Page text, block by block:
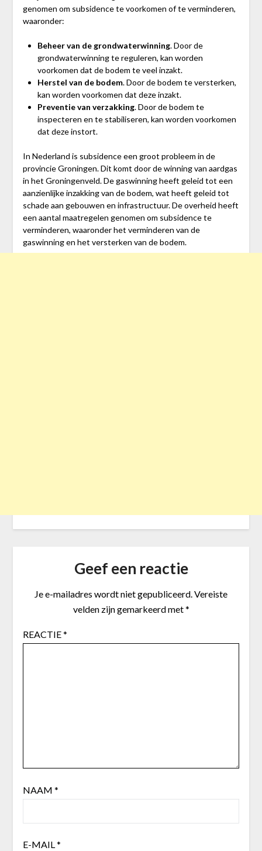
genomen om subsidence te voorkomen of te verminderen,
waaronder:
Beheer van de grondwaterwinning. Door de
grondwaterwinning te reguleren, kan worden
voorkomen dat de bodem te veel inzakt.
Herstel van de bodem. Door de bodem te versterken,
kan worden voorkomen dat deze inzakt.
Preventie van verzakking. Door de bodem te
inspecteren en te stabiliseren, kan worden voorkomen
dat deze instort.
In Nederland is subsidence een groot probleem in de
provincie Groningen. Dit komt door de winning van aardgas
in het Groningenveld. De gaswinning heeft geleid tot een
aanzienlijke inzakking van de bodem, wat heeft geleid tot
schade aan gebouwen en infrastructuur. De overheid heeft
een aantal maatregelen genomen om subsidence te
verminderen, waaronder het verminderen van de
gaswinning en het versterken van de bodem.
Geef een reactie
Je e-mailadres wordt niet gepubliceerd.Vereiste
velden zijn gemarkeerd met*
REACTIE*
NAAM *
E-MAIL*